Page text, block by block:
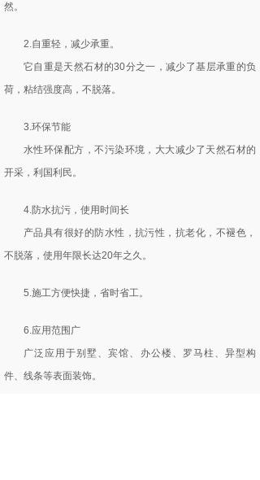
然。
2.自重轻，减少承重。
它自重是天然石材的30分之一，减少了基层承重的负
荷，粘结强度高，不脱落。
3.环保节能
水性环保配方，不污染环境，大大减少了天然石材的
开采，利国利民。
4.防水抗污，使用时间长
产品具有很好的防水性，抗污性，抗老化，不褪色，
不脱落，使用年限长达20年之久。
5.施工方便快捷，省时省工。
6.应用范围广
广泛应用于别墅、宾馆、办公楼、罗马柱、异型构
件、线条等表面装饰。